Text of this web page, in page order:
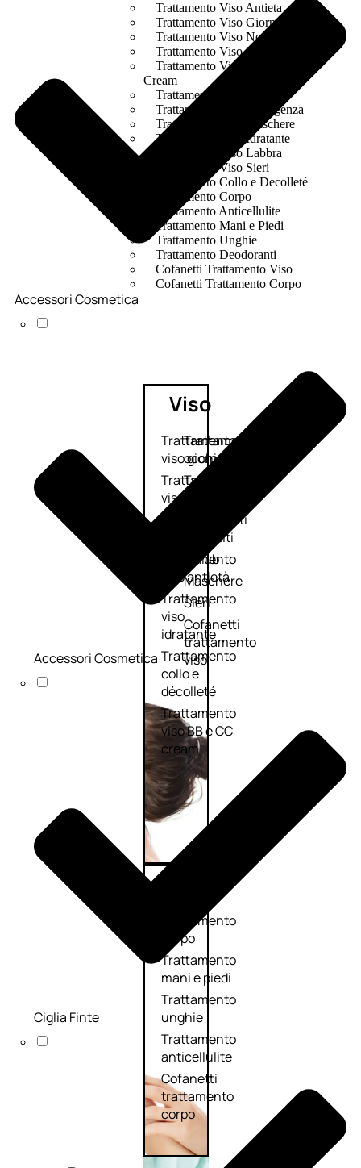
Trattamento Viso Antieta
Trattamento Viso Giorno
Trattamento Viso Notte
Trattamento Viso 24 Ore
Trattamento Viso Bb E Cc
Cream
Trattamento Viso Occhi
Trattamento Viso Detergenza
Trattamento Viso Maschere
Trattamento Viso Idratante
Trattamento Viso Labbra
Trattamento Viso Sieri
Trattamento Collo e Decolleté
Trattamento Corpo
Trattamento Anticellulite
Trattamento Mani e Piedi
Trattamento Unghie
Trattamento Deodoranti
Cofanetti Trattamento Viso
Cofanetti Trattamento Corpo
Viso
Trattamento
viso giorno
Trattamento
viso notte
Trattamento
viso 24 ore
Trattamento
viso antietà
Trattamento
viso
idratante
Trattamento
collo e
décolleté
Trattamento
viso BB e CC
cream
Trattamento
occhi
Trattamento
Detergenti
trattanti
Scrub
Maschere
Sieri
Cofanetti
trattamento
viso
Trattamento
corpo
Trattamento
mani e piedi
Trattamento
unghie
Trattamento
anticellulite
Cofanetti
trattamento
corpo
Accessori Cosmetica
Accessori Cosmetica
Ciglia Finte